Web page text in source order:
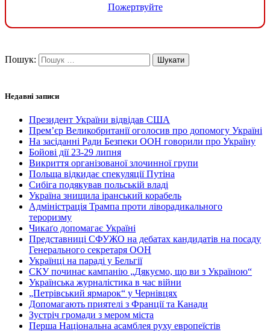
Пожертвуйте
Пошук:
Недавні записи
Президент України відвідав США
Прем’єр Великобританії оголосив про допомогу Україні
На засіданні Ради Безпеки ООН говорили про Україну
Бойові дії 23-29 липня
Викриття організованої злочинної групи
Польща відкидає спекуляції Путіна
Сибіга подякував польській владі
Україна знищила іранський корабель
Адміністрація Трампа проти ліворадикального
тероризму
Чикаґо допомагає Україні
Представниці СФУЖО на дебатах кандидатів на посаду
Генерального секретаря ООН
Українці на параді у Бельгії
СКУ починає кампанію „Дякуємо, що ви з Україною“
Українська журналістика в час війни
„Петрівський ярмарок“ у Чернівцях
Допомагають приятелі з Франції та Канади
Зустріч громади з мером міста
Перша Національна асамблея руху европеїстів